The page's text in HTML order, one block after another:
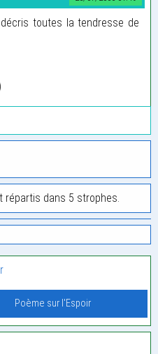
toutes la tendresse de
dans 5 strophes.
Poème sur l'Espoir